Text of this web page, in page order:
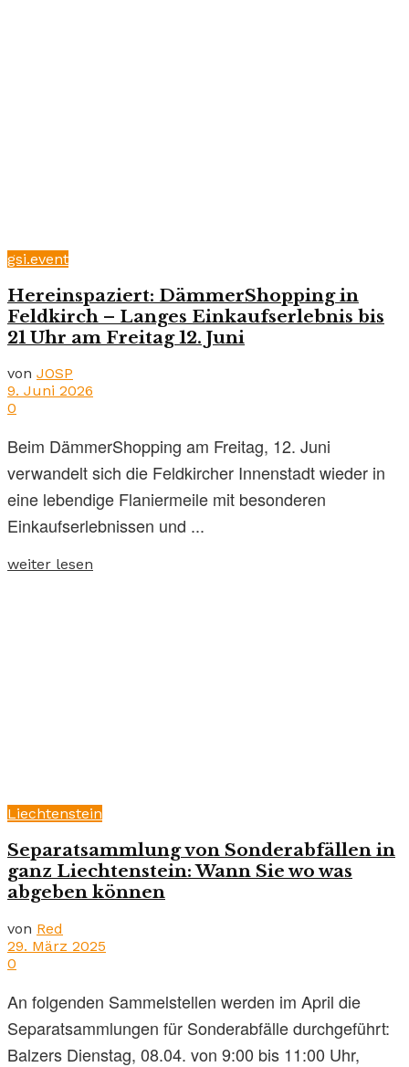
gsi.event
Hereinspaziert: DämmerShopping in
Feldkirch – Langes Einkaufserlebnis bis
21 Uhr am Freitag 12. Juni
von JOSP
9. Juni 2026
0
Beim DämmerShopping am Freitag, 12. Juni
verwandelt sich die Feldkircher Innenstadt wieder in
eine lebendige Flaniermeile mit besonderen
Einkaufserlebnissen und ...
weiter lesen
Liechtenstein
Separatsammlung von Sonderabfällen in
ganz Liechtenstein: Wann Sie wo was
abgeben können
von Red
29. März 2025
0
An folgenden Sammelstellen werden im April die
Separatsammlungen für Sonderabfälle durchgeführt:
Balzers Dienstag, 08.04. von 9:00 bis 11:00 Uhr,